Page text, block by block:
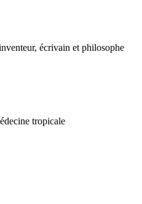
écrivain et philosophe
tropicale